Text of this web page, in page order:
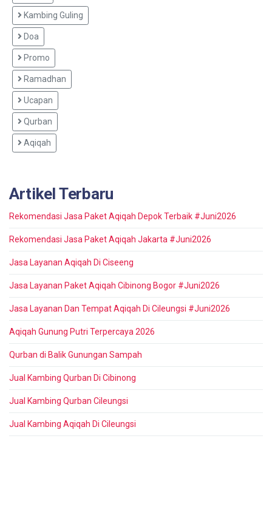
Kambing Guling
Doa
Promo
Ramadhan
Ucapan
Qurban
Aqiqah
Artikel Terbaru
Rekomendasi Jasa Paket Aqiqah Depok Terbaik #Juni2026
Rekomendasi Jasa Paket Aqiqah Jakarta #Juni2026
Jasa Layanan Aqiqah Di Ciseeng
Jasa Layanan Paket Aqiqah Cibinong Bogor #Juni2026
Jasa Layanan Dan Tempat Aqiqah Di Cileungsi #Juni2026
Aqiqah Gunung Putri Terpercaya 2026
Qurban di Balik Gunungan Sampah
Jual Kambing Qurban Di Cibinong
Jual Kambing Qurban Cileungsi
Jual Kambing Aqiqah Di Cileungsi